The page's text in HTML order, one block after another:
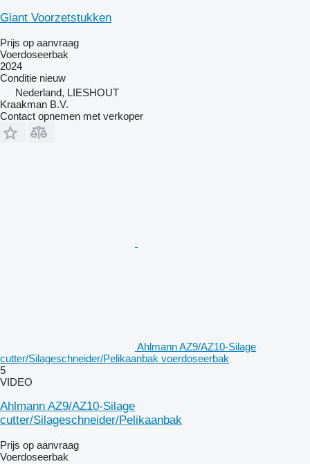
Giant Voorzetstukken
Prijs op aanvraag
Voerdoseerbak
2024
Conditie nieuw
Nederland, LIESHOUT
Kraakman B.V.
Contact opnemen met verkoper
Ahlmann AZ9/AZ10-Silage
cutter/Silageschneider/Pelikaanbak voerdoseerbak
5
VIDEO
Ahlmann AZ9/AZ10-Silage
cutter/Silageschneider/Pelikaanbak
Prijs op aanvraag
Voerdoseerbak